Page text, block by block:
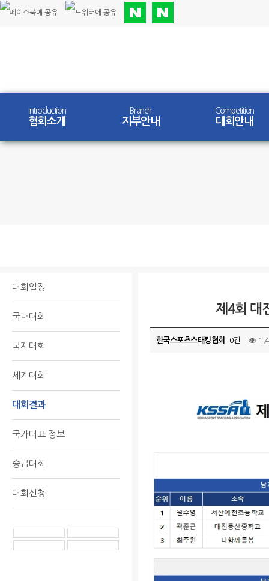
Introduction
협회소개
Branch
지부안내
Competition
대회안내
대회일정
국내대회
국제대회
세계대회
대회결과
국가대표 정보
승급대회
대회신청
제4회 대
한국스포츠스태킹협회 0건